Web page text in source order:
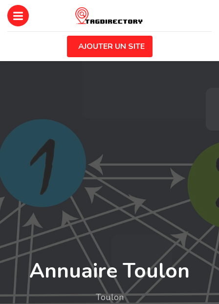
AJOUTER UN SITE
Annuaire Toulon
Toulon